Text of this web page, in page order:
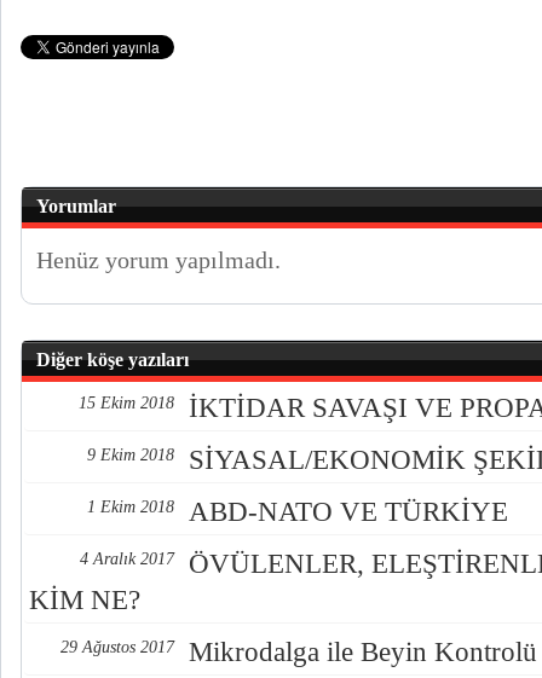
Yorumlar
Henüz yorum yapılmadı.
Diğer köşe yazıları
15 Ekim 2018 İKTİDAR SAVAŞI VE
9 Ekim 2018 SİYASAL/EKONOMİK
1 Ekim 2018 ABD-NATO VE TÜRKİYE
4 Aralık 2017
ÖVÜLENLER,
KİM NE?
29 Ağustos 2017 Mikrodalga ile Beyin Kontrolü